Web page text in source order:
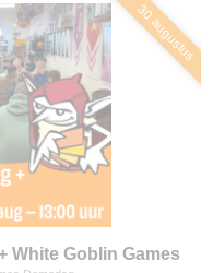
30 augustus
White Goblin Games